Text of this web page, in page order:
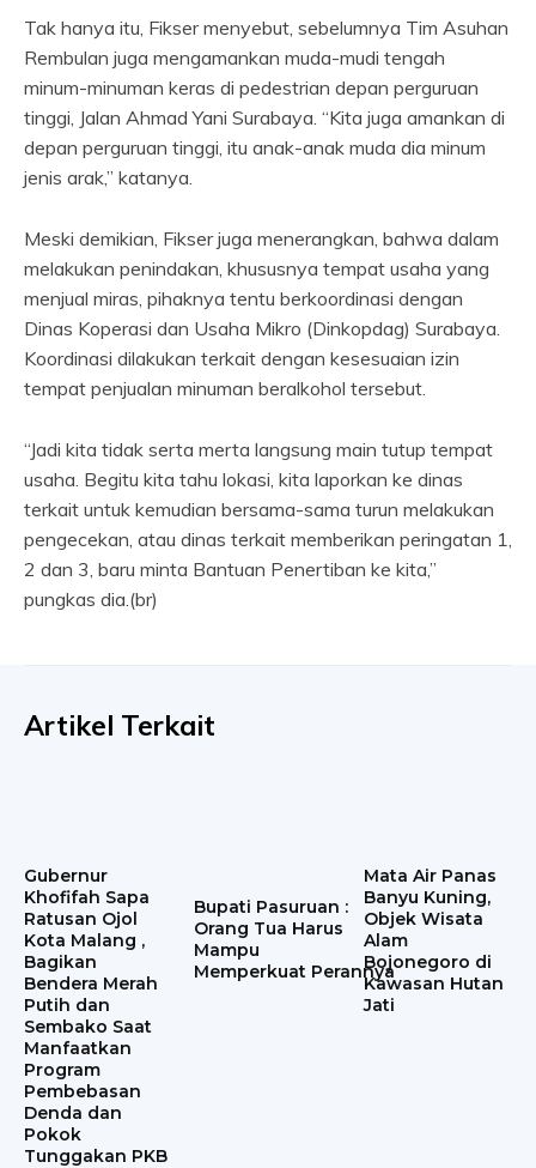
Tak hanya itu, Fikser menyebut, sebelumnya Tim Asuhan
Rembulan juga mengamankan muda-mudi tengah
minum-minuman keras di pedestrian depan perguruan
tinggi, Jalan Ahmad Yani Surabaya. “Kita juga amankan di
depan perguruan tinggi, itu anak-anak muda dia minum
jenis arak,” katanya.
Meski demikian, Fikser juga menerangkan, bahwa dalam
melakukan penindakan, khususnya tempat usaha yang
menjual miras, pihaknya tentu berkoordinasi dengan
Dinas Koperasi dan Usaha Mikro (Dinkopdag) Surabaya.
Koordinasi dilakukan terkait dengan kesesuaian izin
tempat penjualan minuman beralkohol tersebut.
“Jadi kita tidak serta merta langsung main tutup tempat
usaha. Begitu kita tahu lokasi, kita laporkan ke dinas
terkait untuk kemudian bersama-sama turun melakukan
pengecekan, atau dinas terkait memberikan peringatan 1,
2 dan 3, baru minta Bantuan Penertiban ke kita,”
pungkas dia.(br)
Artikel Terkait
Gubernur
Khofifah Sapa
Ratusan Ojol
Kota Malang ,
Bagikan
Bendera Merah
Putih dan
Sembako Saat
Manfaatkan
Program
Pembebasan
Denda dan
Pokok
Tunggakan PKB
Bupati Pasuruan :
Orang Tua Harus
Mampu
Memperkuat Perannya
Mata Air Panas
Banyu Kuning,
Objek Wisata
Alam
Bojonegoro di
Kawasan Hutan
Jati